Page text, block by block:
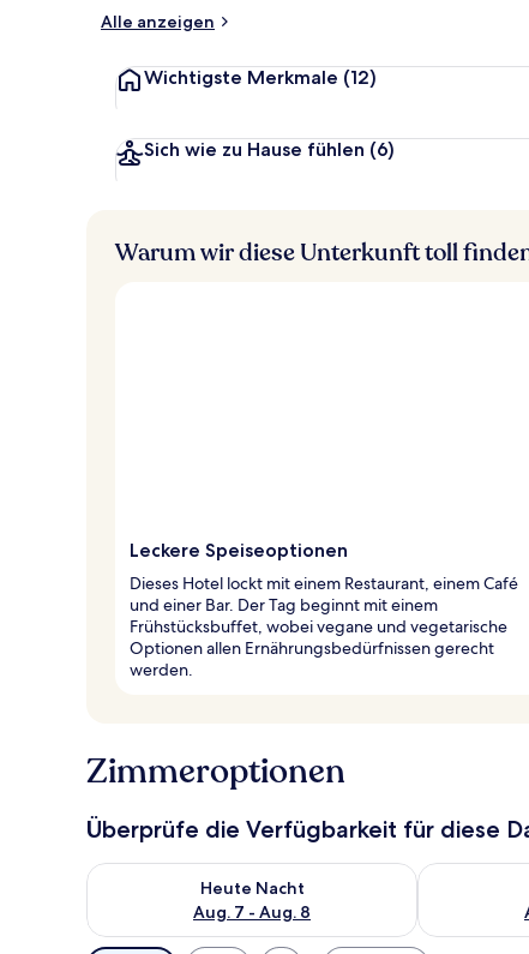
Alle anzeigen
Wichtigste Merkmale (12)
Sich wie zu Hause fühlen (6)
Warum wir diese Unterkunft toll
Leckere Speiseoptionen
Dieses Hotel lockt mit einem Restaurant, einem Café
und einer Bar. Der Tag beginnt mit einem
Frühstücksbuffet, wobei vegane und vegetarische
Optionen allen Ernährungsbedürfnissen gerecht
werden.
Zimmeroptionen
Überprüfe die Verfügbarkeit für diese
Heute Nacht
Aug. 7 - Aug. 8
Überprüfe die Verfügbarkeit für heute Nacht, Aug.
Überprüfe